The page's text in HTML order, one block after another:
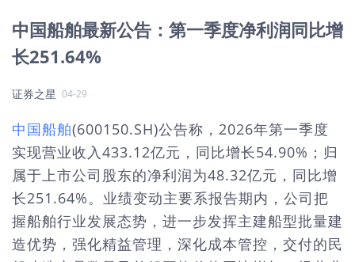
中国船舶最新公告：第一季度净利润同比增
长251.64%
证券之星 04-29
中国船舶(600150.SH)公告称，2026年第一季度
实现营业收入433.12亿元，同比增长54.90%；归
属于上市公司股东的净利润为48.32亿元，同比增
长251.64%。业绩变动主要系报告期内，公司把
握船舶行业发展态势，进一步发挥主建船型批量建
造优势，强化精益管理，深化成本管控，交付的民